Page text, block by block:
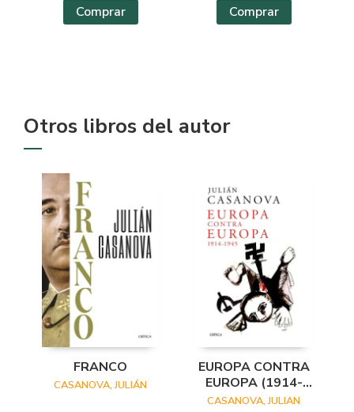
Comprar Comprar
Otros libros del autor
FRANCO
CASANOVA, JULIÁN
EUROPA CONTRA
EUROPA (1914-
1945)
CASANOVA, JULIAN